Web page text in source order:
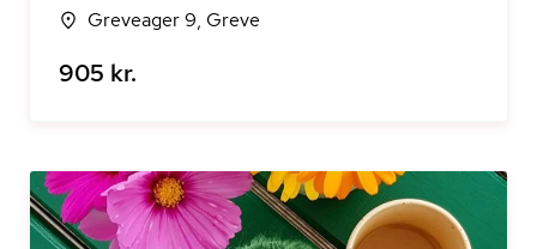
Greveager 9, Greve
905 kr.